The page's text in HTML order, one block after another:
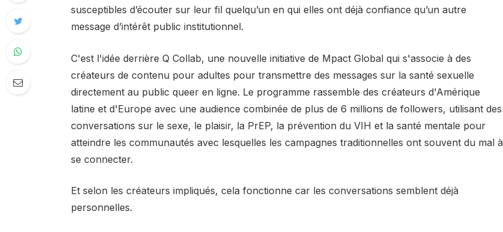
susceptibles d’écouter sur leur fil quelqu’un en qui elles ont déjà confiance qu’un autre
message d’intérêt public institutionnel.
C'est l'idée derrière Q Collab, une nouvelle initiative de Mpact Global qui s'associe à des
créateurs de contenu pour adultes pour transmettre des messages sur la santé sexuelle
directement au public queer en ligne. Le programme rassemble des créateurs d'Amérique
latine et d'Europe avec une audience combinée de plus de 6 millions de followers, utilisant des
conversations sur le sexe, le plaisir, la PrEP, la prévention du VIH et la santé mentale pour
atteindre les communautés avec lesquelles les campagnes traditionnelles ont souvent du mal à
se connecter.
Et selon les créateurs impliqués, cela fonctionne car les conversations semblent déjà
personnelles.